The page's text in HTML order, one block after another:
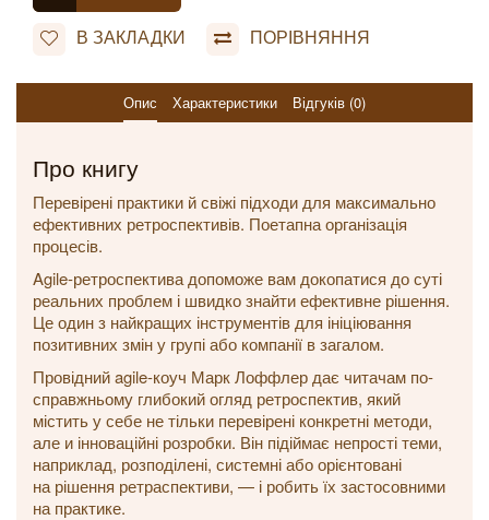
В ЗАКЛАДКИ ПОРІВНЯННЯ
Опис Характеристики Відгуків (0)
Про книгу
Перевірені практики й свіжі підходи для максимально
ефективних ретроспективів. Поетапна організація
процесів.
Agile-ретроспектива допоможе вам докопатися до суті
реальних проблем і швидко знайти ефективне рішення.
Це один з найкращих інструментів для ініціювання
позитивних змін у групі або компанії в загалом.
Провідний agile-коуч Марк Лоффлер дає читачам по-
справжньому глибокий огляд ретроспектив, який
містить у себе не тільки перевірені конкретні методи,
але и інноваційні розробки. Він підіймає непрості теми,
наприклад, розподілені, системні або орієнтовані
на рішення ретраспективи, — і робить їх застосовними
на практике.